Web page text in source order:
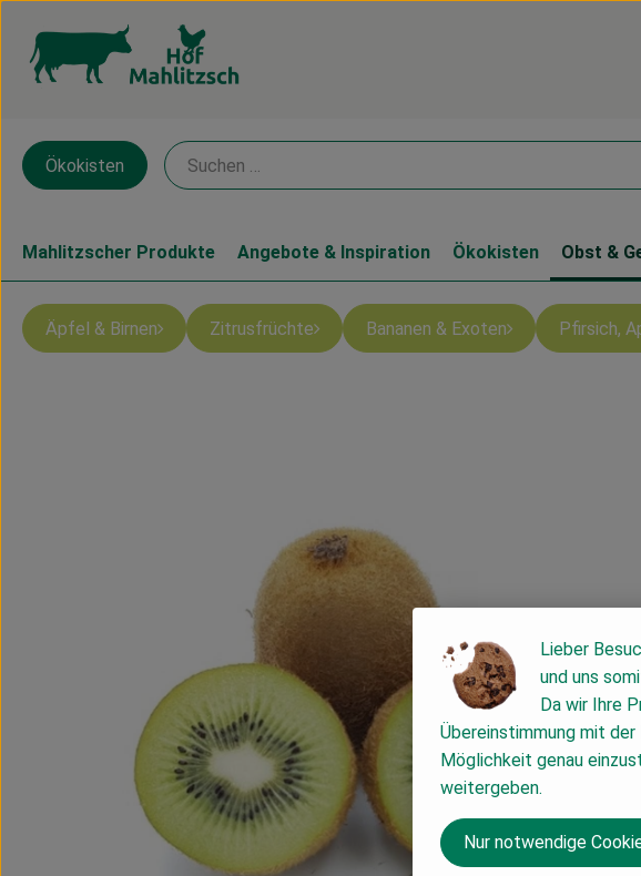
Ökokisten
Mahlitzscher Produkte Angebote & Inspiration Ökokisten Obst &
Äpfel & Birnen Zitrusfrüchte Bananen & Exoten Pfirsich,
Lieber
und uns
Da wir Ihre
Übereinstimmung mit
Möglichkeit genau
weitergeben.
Nur notwendige